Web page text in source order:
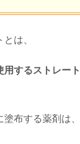
は、
用するストレート
布する薬剤は、